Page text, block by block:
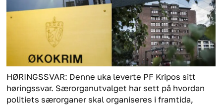
HØRINGSSVAR: Denne uka leverte PF Kripos sitt
høringssvar. Særorganutvalget har sett på hvordan
politiets særorganer skal organiseres i framtida,